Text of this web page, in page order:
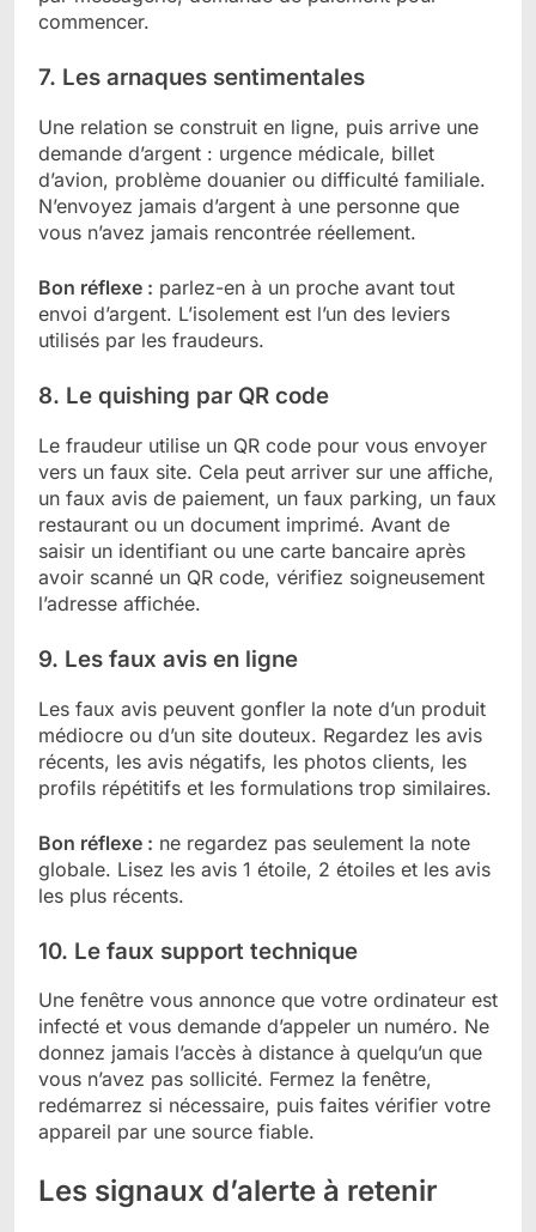
commencer.
7. Les arnaques sentimentales
Une relation se construit en ligne, puis arrive une
demande d’argent : urgence médicale, billet
d’avion, problème douanier ou difficulté familiale.
N’envoyez jamais d’argent à une personne que
vous n’avez jamais rencontrée réellement.
Bon réflexe : parlez-en à un proche avant tout
envoi d’argent. L’isolement est l’un des leviers
utilisés par les fraudeurs.
8. Le quishing par QR code
Le fraudeur utilise un QR code pour vous envoyer
vers un faux site. Cela peut arriver sur une affiche,
un faux avis de paiement, un faux parking, un faux
restaurant ou un document imprimé. Avant de
saisir un identifiant ou une carte bancaire après
avoir scanné un QR code, vérifiez soigneusement
l’adresse affichée.
9. Les faux avis en ligne
Les faux avis peuvent gonfler la note d’un produit
médiocre ou d’un site douteux. Regardez les avis
récents, les avis négatifs, les photos clients, les
profils répétitifs et les formulations trop similaires.
Bon réflexe : ne regardez pas seulement la note
globale. Lisez les avis 1 étoile, 2 étoiles et les avis
les plus récents.
10. Le faux support technique
Une fenêtre vous annonce que votre ordinateur est
infecté et vous demande d’appeler un numéro. Ne
donnez jamais l’accès à distance à quelqu’un que
vous n’avez pas sollicité. Fermez la fenêtre,
redémarrez si nécessaire, puis faites vérifier votre
appareil par une source fiable.
Les signaux d’alerte à retenir